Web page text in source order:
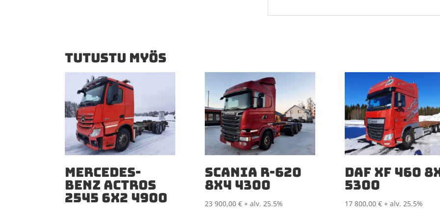
TUTUSTU MYÖS
MERCEDES-
BENZ ACTROS
2545 6X2 4900
SCANIA R-620
8X4 4300
23 900,00 € + alv. 25.5%
DAF XF 460
5300
17 800,00 € + alv. 25.5%